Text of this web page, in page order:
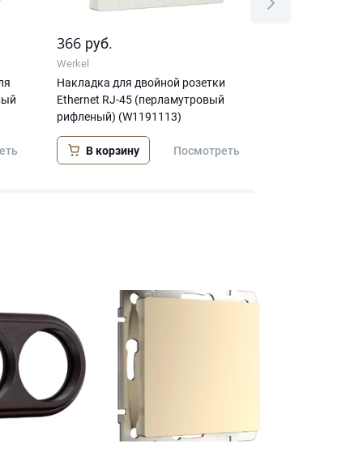
366 руб.
Werkel
Накладка для двойной розетки
Еthernet RJ-45 (перламутровый
рифленый) (W1191113)
В корзину Посмотреть